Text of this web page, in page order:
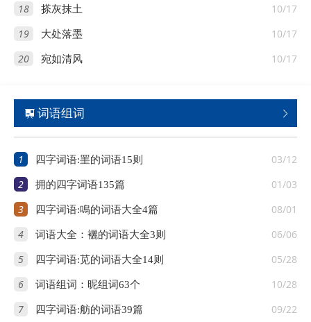
18 10/17
搽灰抹土
19 10/17
大处落墨
20 10/17
宛如清风

 词语组词
1 03/12
四字词语:罣的词语15则
2 01/03
拥的四字词语135篇
3 08/01
四字词语:鳴的词语大全4篇
4 06/06
词语大全：襹的词语大全3则
5 05/28
四字词语:苋的词语大全14则
6 10/28
词语组词：昵组词63个
7 09/22
四字词语:舫的词语39篇